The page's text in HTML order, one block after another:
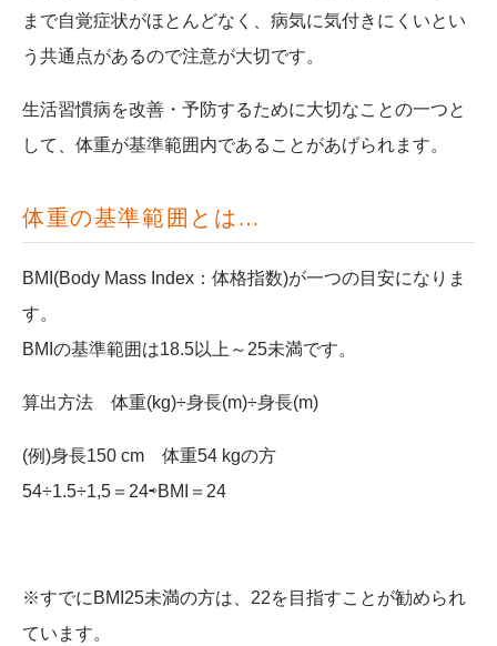
まで自覚症状がほとんどなく、病気に気付きにくいとい
う共通点があるので注意が大切です。
生活習慣病を改善・予防するために大切なことの一つと
して、体重が基準範囲内であることがあげられます。
体重の基準範囲とは…
BMI(Body Mass Index：体格指数)が一つの目安になりま
す。
BMIの基準範囲は18.5以上～25未満です。
算出方法 体重(kg)÷身長(m)÷身長(m)
(例)身長150 cm 体重54 kgの方
54÷1.5÷1,5＝24⇨BMI＝24
※すでにBMI25未満の方は、22を目指すことが勧められ
ています。